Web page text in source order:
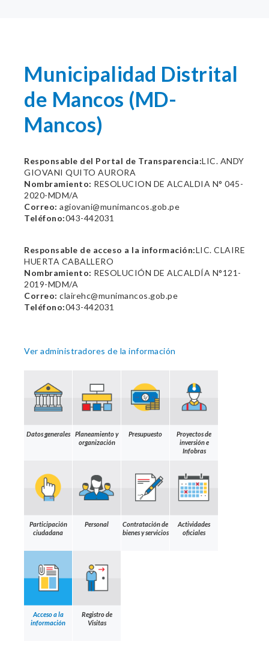
Municipalidad Distrital
de Mancos (MD-
Mancos)
Responsable del Portal de Transparencia:LIC. ANDY
GIOVANI QUITO AURORA
Nombramiento: RESOLUCION DE ALCALDIA N° 045-
2020-MDM/A
Correo: agiovani@munimancos.gob.pe
Teléfono:043-442031
Responsable de acceso a la información:LIC. CLAIRE
HUERTA CABALLERO
Nombramiento: RESOLUCIÓN DE ALCALDÍA N°121-
2019-MDM/A
Correo: clairehc@munimancos.gob.pe
Teléfono:043-442031
Ver administradores de la información
Datos generales
Planeamiento y
organización
Presupuesto
Proyectos de
inversión e
Infobras
Participación
ciudadana
Personal
Contratación de
bienes y servicios
Actividades
oficiales
Acceso a la
información
Registro de
Visitas